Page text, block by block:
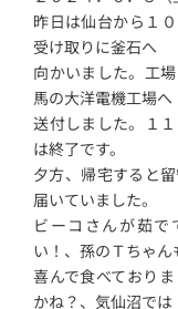
昨日は仙台から１
受け取りに釜石へ
向かいました。工
馬の大洋電機工場へ
送付しました。１
は終了です。
夕方、帰宅すると
届いていました。
ビーコさんが茹
い！、孫のＴちゃん
喜んで食べており
かね？、気仙沼では